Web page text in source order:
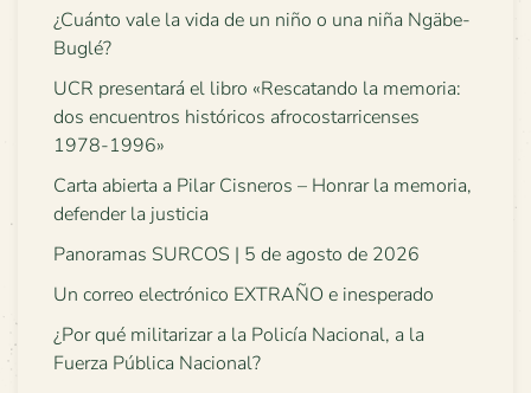
¿Cuánto vale la vida de un niño o una niña Ngäbe-
Buglé?
UCR presentará el libro «Rescatando la memoria:
dos encuentros históricos afrocostarricenses
1978-1996»
Carta abierta a Pilar Cisneros – Honrar la memoria,
defender la justicia
Panoramas SURCOS | 5 de agosto de 2026
Un correo electrónico EXTRAÑO e inesperado
¿Por qué militarizar a la Policía Nacional, a la
Fuerza Pública Nacional?